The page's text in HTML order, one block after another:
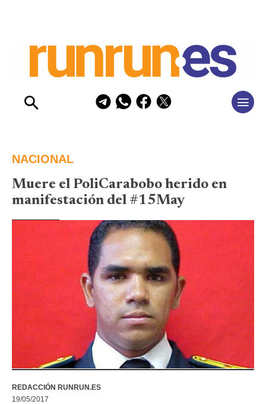
NACIONAL
Muere el PoliCarabobo herido en
manifestación del #15May
REDACCIÓN RUNRUN.ES
19/05/2017